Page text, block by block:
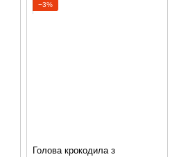
−3%
Голова крокодила з